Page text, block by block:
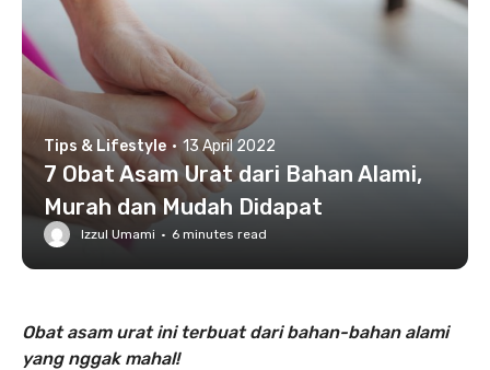
Tips & Lifestyle · 13 April 2022
7 Obat Asam Urat dari Bahan Alami,
Murah dan Mudah Didapat
Izzul Umami · 6 minutes read
Obat asam urat ini terbuat dari bahan-bahan alami
yang nggak mahal!